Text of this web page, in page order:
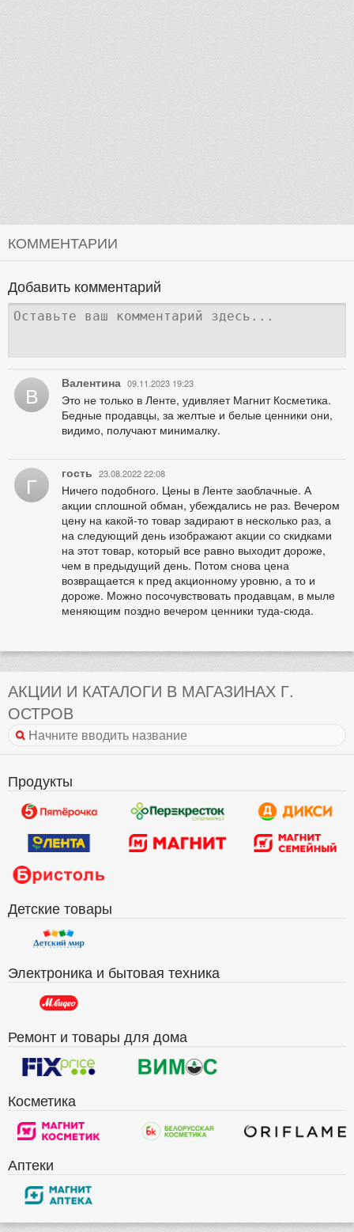
КОММЕНТАРИИ
Добавить комментарий
В Валентина 09.11.2023 19:23
Это не только в Ленте, удивляет Магнит Косметика.
Бедные продавцы, за желтые и белые ценники они,
видимо, получают минималку.
Г гость 23.08.2022 22:08
Ничего подобного. Цены в Ленте заоблачные. А
акции сплошной обман, убеждались не раз. Вечером
цену на какой-то товар задирают в несколько раз, а
на следующий день изображают акции со скидками
на этот товар, который все равно выходит дороже,
чем в предыдущий день. Потом снова цена
возвращается к пред акционному уровню, а то и
дороже. Можно посочувствовать продавцам, в мыле
меняющим поздно вечером ценники туда-сюда.
АКЦИИ И КАТАЛОГИ В МАГАЗИНАХ Г.
ОСТРОВ
Продукты
Детские товары
Электроника и бытовая техника
Ремонт и товары для дома
Косметика
Аптеки